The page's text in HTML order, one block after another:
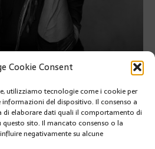
Cookie Consent
utilizziamo tecnologie come i cookie per
del dispositivo. Il consenso a
di elaborare dati quali il comportamento di
sito. Il mancato consenso o la
negativamente su alcune